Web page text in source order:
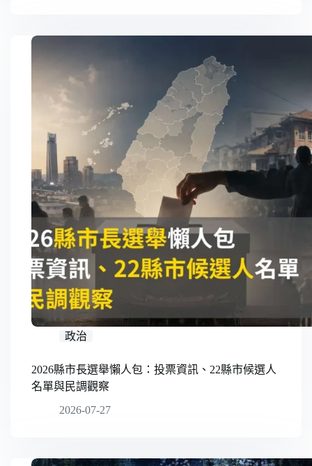
政治
2026縣市長選舉懶人包：投票資訊、22縣市候選人
名單與民調觀察
2026-07-27